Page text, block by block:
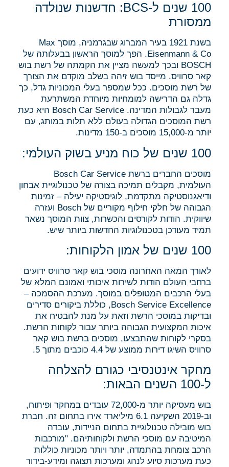
100 שנים ל-BCS: חדשנות שנולדה
ממסורת
בשנת 1921 בעיר המברוג שבגרמניה, מוסך Max
Eisenmann & Co. הפך למוסך הראשון בבעלותה של
BOSCH ובכך למעשה מציין את הקמתה של רשת בוש
קאר סרוויס. מייסד בוש זיהה בשלב מוקדם את הצורך
של רשת מוסכים. ככל שמספר בעלי המכוניות גדל, כך
גדלה גם הדרישה למומחיות מיוחדת המשתרעת
מעבר לגבולות המדינה. Bosch Car Service היא כעת
רשת המוסכים הגדולה בעולם ללא תלות במותג, עם
יותר מ-15,000 מוסכים ב-150 מדינות.
100 שנים של כוח מניע בשוק העולמי:
מוסכים החברים ברשת Bosch Car Service
העולמית, מקבלים תמיכה בצורה של טכנולוגיית אבחון
ודיאגנוסטיקה מתקדמת, לוגיסטיקה יעילה – זמינות
הגבוהה של חלקי חילוף מקוריים של Bosch ועזרה
שיווקית. הודות לקורסים והכשרות, צוות המוסך נשאר
תמיד מעודכן בטכנולוגיות החדשות ביותר שיש.
100 שנים של אמון הלקוחות:
לאורך המאה האחרונה מוסכי בוש קאר סרוויס ידועים
ברחבי העולם הודות לשירות איכותי ואמונם המלא של
בעלי הרכבים המטופלים במוסך. מערכת ההסמכה –
Bosch Service Excellence, כוללת ביקורים סדירים
ובדיקות במוסכי הרשת וזאת על מנת להבטיח את
איכות המקצועית הגבוהה ביותר עבור לקוחות הרשת.
בסקרי לקוחות שהתבצעו, מוסכים ברשת בוש קאר
סרוויס השיגו דירות ממוצע של 4.4 כוכבים מתוך 5.
מחקר אינטנסיבי כגורם להצלחה
ל-100 השנים הבאות:
בוש מעסיקה יותר מ-72,000 עובדים במחקר ופיתוח,
וב-2019 השקיעה 6.1 מיליארד אירו בתחום זה. חברת
בוש מובילה טכנולוגיית בתחום הניידות, עובדה
המיטיבה עם מוסכי הרשת ולקוחותיהם. "מורכבות
הרכב צומחת בהתמדה, יותר ויותר מכוניות כוללות
כעת מערכות סיוע לנהג ומערכות תצוגה ומידע-בידור